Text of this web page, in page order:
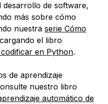
desarrollo de software,
más sobre cómo
nuestra serie Cómo
el libro
en Python.
de aprendizaje
nuestro libro
automático de